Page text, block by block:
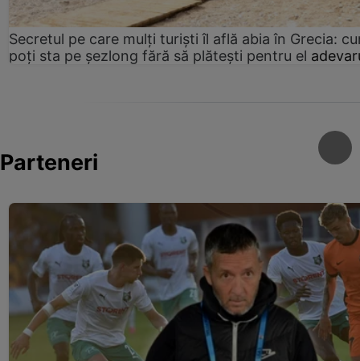
Secretul pe care mulți turiști îl află abia în Grecia:
poți sta pe șezlong fără să plătești pentru el
Parteneri